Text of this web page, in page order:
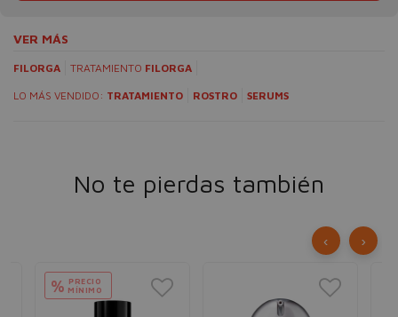
VER MÁS
FILORGA TRATAMIENTO FILORGA
LO MÁS VENDIDO: TRATAMIENTO ROSTRO SERUMS
No te pierdas también
% PRECIO
MÍNIMO
‹ ›